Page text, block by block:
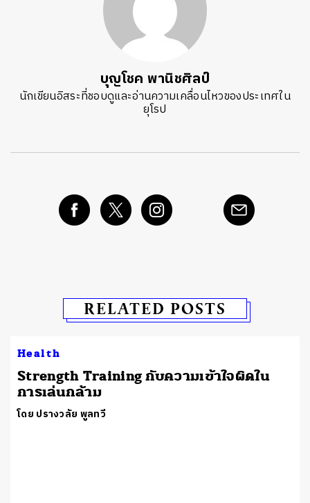
บุญโชค พานิชศิลป์
นักเขียนอิสระที่ชอบดูและอ่านความเคลื่อนไหวของประเทศใน
ยุโรป
RELATED POSTS
Health
​Strength Training กับความเข้าใจผิดใน
การเล่นกล้าม
โดย ปรางวลัย พูลทวี